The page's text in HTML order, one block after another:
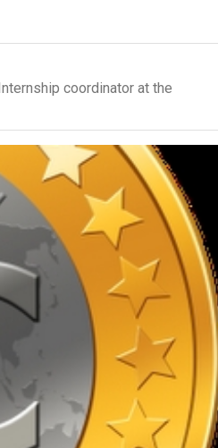
coordinator at the